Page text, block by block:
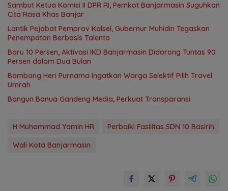
Sambut Ketua Komisi II DPR RI, Pemkot Banjarmasin Suguhkan
Cita Rasa Khas Banjar
Lantik Pejabat Pemprov Kalsel, Gubernur Muhidin Tegaskan
Penempatan Berbasis Talenta
Baru 10 Persen, Aktivasi IKD Banjarmasin Didorong Tuntas 90
Persen dalam Dua Bulan
Bambang Heri Purnama Ingatkan Warga Selektif Pilih Travel
Umrah
Bangun Banua Gandeng Media, Perkuat Transparansi
H Muhammad Yamin HR
Perbaiki Fasilitas SDN 10 Basirih
Wali Kota Banjarmasin